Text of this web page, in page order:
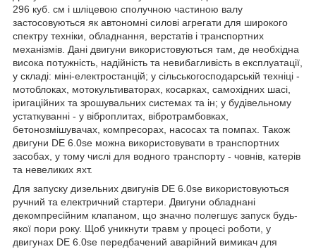
296 куб. см і шліцевою сполучною частиною валу
застосовуються як автономні силові агрегати для широкого
спектру техніки, обладнання, верстатів і транспортних
механізмів. Дані двигуни використовуються там, де необхідна
висока потужність, надійність та невибагливість в експлуатації,
у складі: міні-електростанцій; у сільськогосподарській техніці -
мотоблоках, мотокультиваторах, косарках, самохідних шасі,
іригаційних та зрошувальних системах та ін; у будівельному
устаткуванні - у віброплитах, вібротрамбовках,
бетонозмішувачах, компресорах, насосах та помпах. Також
двигуни DE 6.0se можна використовувати в транспортних
засобах, у тому числі для водного транспорту - човнів, катерів
та невеликих яхт.
Для запуску дизельних двигунів DE 6.0se використовуються
ручний та електричний стартери. Двигуни обладнані
декомпресійним клапаном, що значно полегшує запуск будь-
якої пори року. Щоб уникнути травм у процесі роботи, у
двигунах DE 6.0se передбачений аварійний вимикач для